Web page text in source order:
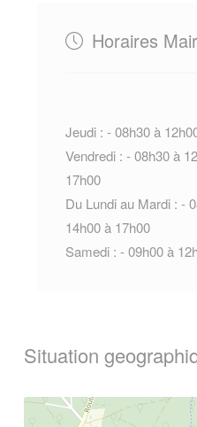
Horaires
Jeudi : - 08h30 à
Vendredi : - 08h30 à
17h00
Du Lundi au Mardi : -
14h00 à 17h00
Samedi : - 09h00 à
Situation